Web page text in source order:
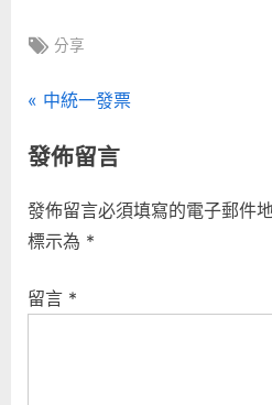
Tags:
分享
文
章
導
覽
P
e
i
o
s
中統一發票
發佈留言
發佈留言必須填寫的電子郵件
標示為 *
留言 *